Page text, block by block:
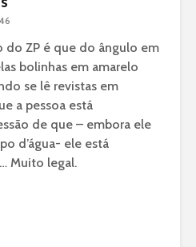
do ZP é que do ângulo em
bolinhas em amarelo
se lê revistas em
a pessoa está
de que – embora ele
d’água- ele está
Muito legal.